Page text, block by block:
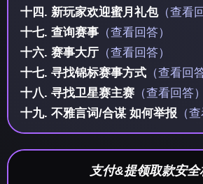
十四. 新玩家欢迎蜜月礼包（查看
十七. 查询赛事（查看回答）
十六. 赛事大厅（查看回答）
十七. 寻找锦标赛事方式（查看回答
十八. 寻找卫星赛主赛（查看回答）
十九. 不雅言词/合谋 如何举报（查
支付&提领取款安全